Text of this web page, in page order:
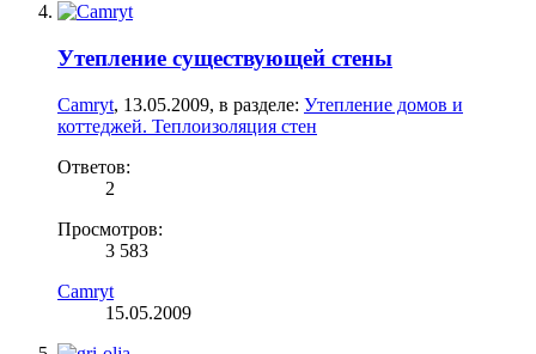
Утепление существующей стены
Camryt, 13.05.2009, в разделе: Утепление домов и
коттеджей. Теплоизоляция стен
Ответов:
2
Просмотров:
3 583
Camryt
15.05.2009